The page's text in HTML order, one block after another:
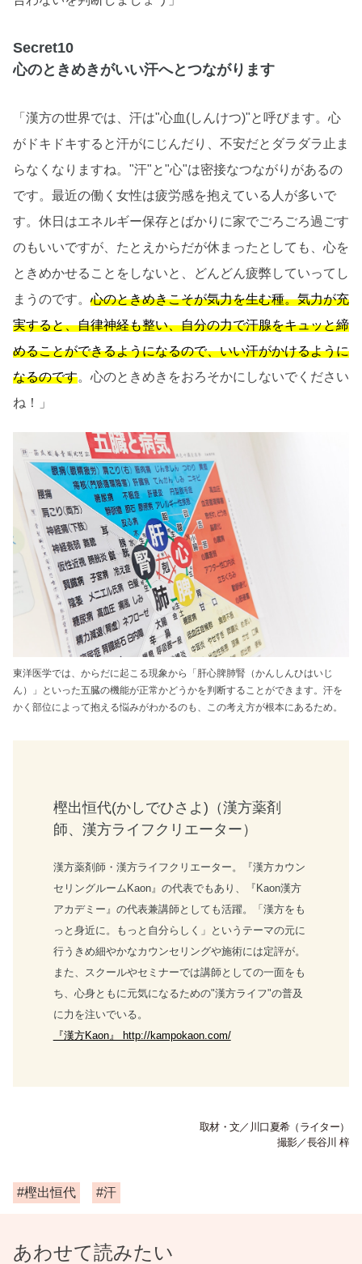
Secret10
心のときめきがいい汗へとつながります
「漢方の世界では、汗は"心血(しんけつ)"と呼びます。心
がドキドキすると汗がにじんだり、不安だとダラダラ止ま
らなくなりますね。"汗"と"心"は密接なつながりがあるの
です。最近の働く女性は疲労感を抱えている人が多いで
す。休日はエネルギー保存とばかりに家でごろごろ過ごす
のもいいですが、たとえからだが休まったとしても、心を
ときめかせることをしないと、どんどん疲弊していってし
まうのです。 心のときめきこそが気力を生む種。気力が充
実すると、自律神経も整い、自分の力で汗腺をキュッと締
めることができるようになるので、いい汗がかけるように
なるのです。心のときめきをおろそかにしないでください
ね！」
東洋医学では、からだに起こる現象から「肝心脾肺腎（かんしんひはいじ
ん）」といった五臓の機能が正常かどうかを判断することができます。汗を
かく部位によって抱える悩みがわかるのも、この考え方が根本にあるため。
樫出恒代(かしでひさよ)（漢方薬剤
師、漢方ライフクリエーター）
漢方薬剤師・漢方ライフクリエーター。『漢方カウン
セリングルームKaon』の代表でもあり、『Kaon漢方
アカデミー』の代表兼講師としても活躍。「漢方をも
っと身近に。もっと自分らしく」というテーマの元に
行うきめ細やかなカウンセリングや施術には定評が。
また、スクールやセミナーでは講師としての一面をも
ち、心身ともに元気になるための"漢方ライフ"の普及
に力を注いでいる。
『漢方Kaon』 http://kampokaon.com/
取材・文／川口夏希（ライター）
撮影／長谷川 梓
#樫出恒代 #汗
あわせて読みたい